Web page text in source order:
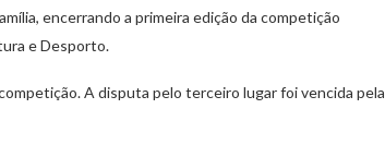
encerrando a primeira edição da competição
e Desporto.
A disputa pelo terceiro lugar foi vencida pela